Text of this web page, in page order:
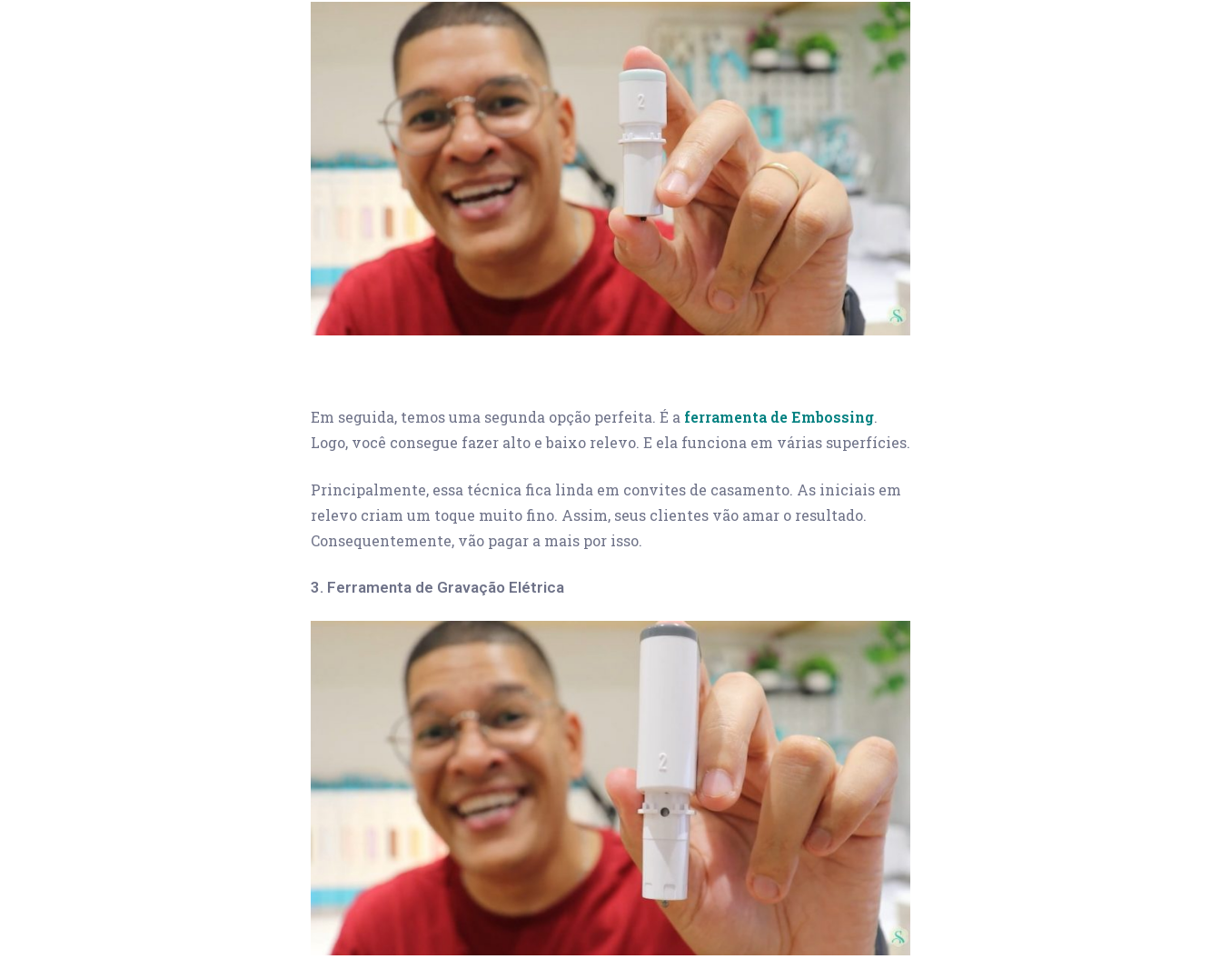
Em seguida, temos uma segunda opção perfeita. É a ferramenta de Embossing.
Logo, você consegue fazer alto e baixo relevo. E ela funciona em várias superfícies.
Principalmente, essa técnica fica linda em convites de casamento. As iniciais em
relevo criam um toque muito fino. Assim, seus clientes vão amar o resultado.
Consequentemente, vão pagar a mais por isso.
3. Ferramenta de Gravação Elétrica